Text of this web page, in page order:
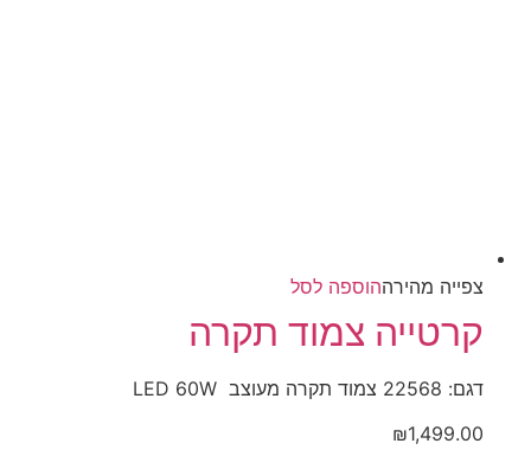
צפייה‬ ‫מהירה‬הוספה לסל
קרטייה צמוד תקרה
דגם: 22568 צמוד תקרה מעוצב LED 60W
₪1,499.00